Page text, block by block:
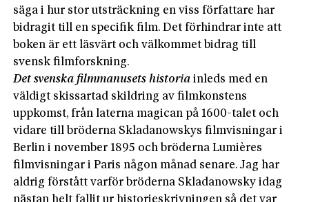
säga i hur stor utsträckning en viss författare har
bidragit till en specifik film. Det förhindrar inte att
boken är ett läsvärt och välkommet bidrag till
svensk filmforskning.
Det svenska filmmanusets historia inleds med en
väldigt skissartad skildring av filmkonstens
uppkomst, från laterna magican på 1600-talet och
vidare till bröderna Sklada­nowskys filmvisningar i
Berlin i november 1895 och bröderna Lumières
filmvisningar i Paris någon månad senare. Jag har
aldrig förstått varför bröderna Skladanowsky idag
nästan helt fallit ur historieskrivningen så det var